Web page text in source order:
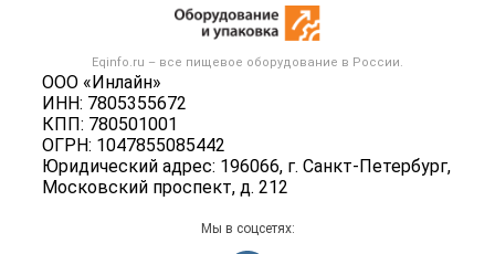
Eqinfo.ru – все пищевое оборудование в России.
ООО «Инлайн»
ИНН: 7805355672
КПП: 780501001
ОГРН: 1047855085442
Юридический адрес: 196066, г. Санкт-Петербург,
Московский проспект, д. 212
Публичная оферта
Контактная информация
Политика обработки персональных данных
Вакансии
Блог
Оборудование для пищепрома
Тара и упаковка
Б/у оборудование
Информация о компаниях
Добавить объявление
Карта объявлений
Мы в соцсетях: